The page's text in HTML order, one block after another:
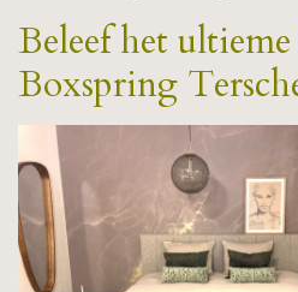
Beleef het
Boxspring